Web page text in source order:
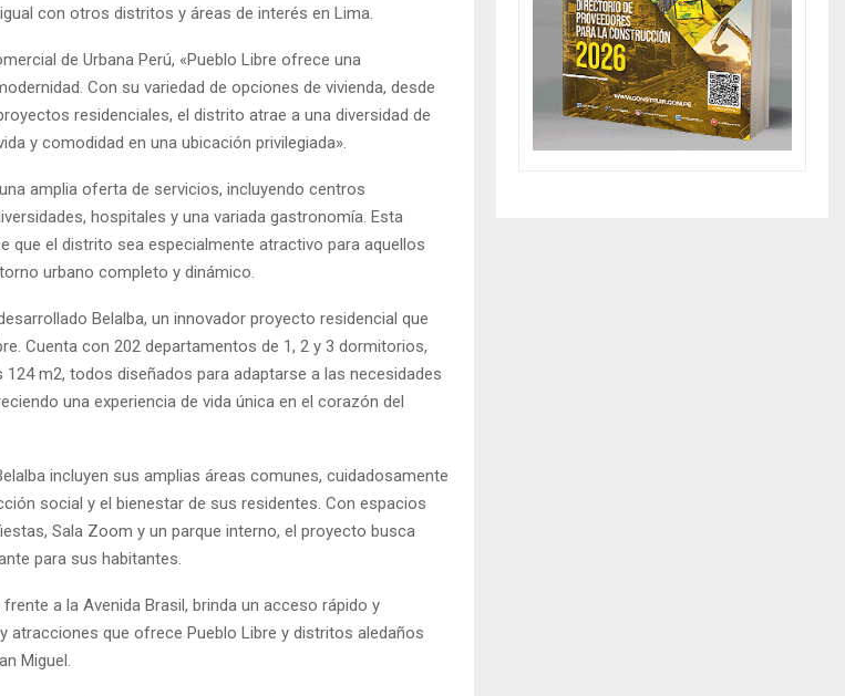
con otros distritos y áreas de interés en Lima.
de Urbana Perú, «Pueblo Libre ofrece una
Con su variedad de opciones de vivienda, desde
residenciales, el distrito atrae a una diversidad de
y comodidad en una ubicación privilegiada».
amplia oferta de servicios, incluyendo centros
hospitales y una variada gastronomía. Esta
que el distrito sea especialmente atractivo para aquellos
urbano completo y dinámico.
Belalba, un innovador proyecto residencial que
Cuenta con 202 departamentos de 1, 2 y 3 dormitorios,
m2, todos diseñados para adaptarse a las necesidades
una experiencia de vida única en el corazón del
incluyen sus amplias áreas comunes, cuidadosamente
social y el bienestar de sus residentes. Con espacios
Sala Zoom y un parque interno, el proyecto busca
para sus habitantes.
a la Avenida Brasil, brinda un acceso rápido y
atracciones que ofrece Pueblo Libre y distritos aledaños
Miguel.